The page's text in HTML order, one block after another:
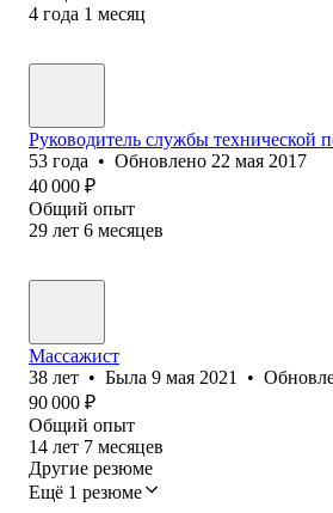
4 года 1 месяц
Руководитель службы технической
53 года • Обновлено 22 мая 2017
40 000 ₽
Общий опыт
29 лет 6 месяцев
Массажист
38 лет • Была 9 мая 2021 •
90 000 ₽
Общий опыт
14 лет 7 месяцев
Другие резюме
Ещё 1 резюме